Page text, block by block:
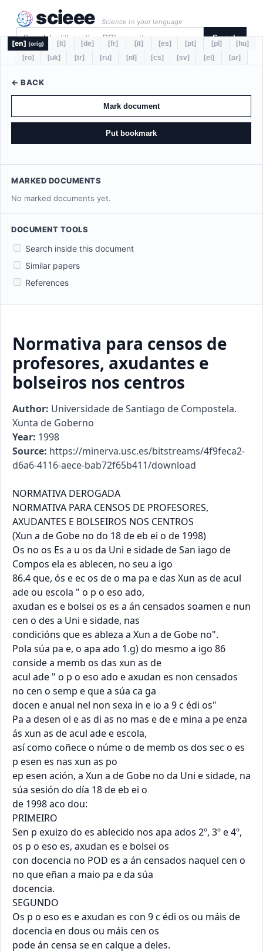
scieee Science in your language
Search
[en] (orig) [lt] [de] [fr] [it] [es] [pt] [pl]
[hu]
[ro]
[uk] [tr] [ru] [nl] [cs] [sv] [el] [ar]
← BACK
Mark document
Put bookmark
MARKED DOCUMENTS
No marked documents yet.
DOCUMENT TOOLS
Search inside this document
Similar papers
References
Normativa para censos de
profesores, axudantes e
bolseiros nos centros
Author: Universidade de Santiago de Compostela.
Xunta de Goberno
Year: 1998
Source: https://minerva.usc.es/bitstreams/4f9feca2-
d6a6-4116-aece-bab72f65b411/download
NORMATIVA DEROGADA
NORMATIVA PARA CENSOS DE PROFESORES,
AXUDANTES E BOLSEIROS NOS CENTROS
(Xun a de Gobe no do 18 de eb ei o de 1998)
Os no os Es a u os da Uni e sidade de San iago de
Compos ela es ablecen, no seu a igo
86.4 que, ós e ec os de o ma pa e das Xun as de acul
ade ou escola " o p o eso ado,
axudan es e bolsei os es a án censados soamen e nun
cen o des a Uni e sidade, nas
condicións que es ableza a Xun a de Gobe no".
Pola súa pa e, o apa ado 1.g) do mesmo a igo 86
conside a memb os das xun as de
acul ade " o p o eso ado e axudan es non censados
no cen o semp e que a súa ca ga
docen e anual nel non sexa in e io a 9 c édi os"
Pa a desen ol e as di as no mas e de e mina a pe enza
ás xun as de acul ade e escola,
así como coñece o núme o de memb os dos sec o es
p esen es nas xun as po
ep esen ación, a Xun a de Gobe no da Uni e sidade, na
súa sesión do día 18 de eb ei o
de 1998 aco dou:
PRIMEIRO
Sen p exuizo do es ablecido nos apa ados 2º, 3º e 4º,
os p o eso es, axudan es e bolsei os
con docencia no POD es a án censados naquel cen o
no que eñan a maio pa e da súa
docencia.
SEGUNDO
Os p o eso es e axudan es con 9 c édi os ou máis de
docencia en dous ou máis cen os
pode án censa se en calque a deles.